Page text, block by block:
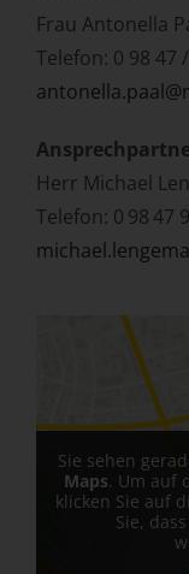
Frau Antonella
Telefon: 0 98 47
Herr Michael
Telefon: 0 98 47
Sie sehen
Maps. Um auf
klicken Sie auf
Sie,